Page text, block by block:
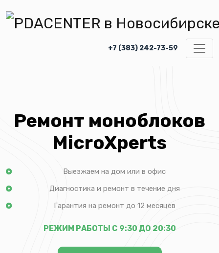
+7 (383) 242-73-59
Ремонт моноблоков
MicroXperts
Выезжаем на дом или в офис
Диагностика и ремонт в течение дня
Гарантия на ремонт до 12 месяцев
РЕЖИМ РАБОТЫ С 9:30 ДО 20:30